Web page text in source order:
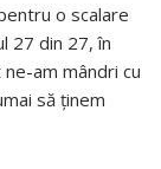
o scalare
27 din 27, în
am mândri cu
să ținem